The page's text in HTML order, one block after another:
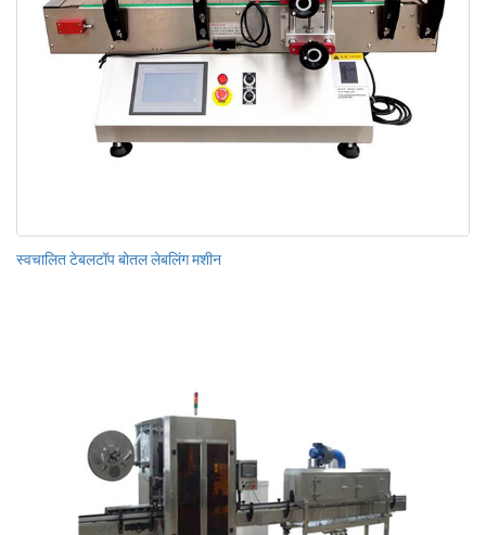
स्वचालित टेबलटॉप बोतल लेबलिंग मशीन